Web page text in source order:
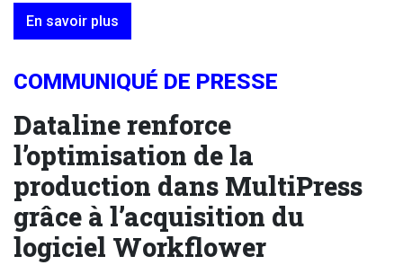
En savoir plus
COMMUNIQUÉ DE PRESSE
Dataline renforce
l’optimisation de la
production dans MultiPress
grâce à l’acquisition du
logiciel Workflower